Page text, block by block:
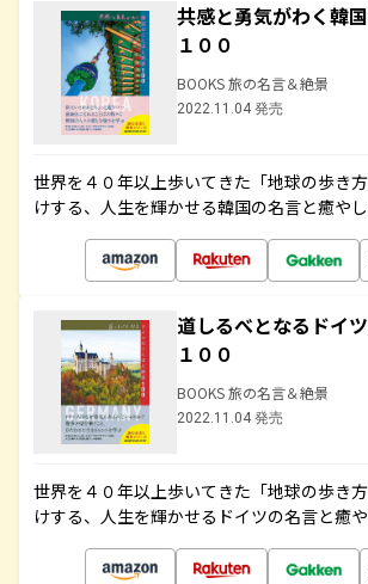
共感と勇気がわく韓
１００
BOOKS 旅の名言＆絶景
2022.11.04 発売
世界を４０年以上歩いてきた「地球の歩き
けする、人生を輝かせる韓国の名言と癒や
道しるべとなるドイ
１００
BOOKS 旅の名言＆絶景
2022.11.04 発売
世界を４０年以上歩いてきた「地球の歩き
けする、人生を輝かせるドイツの名言と癒